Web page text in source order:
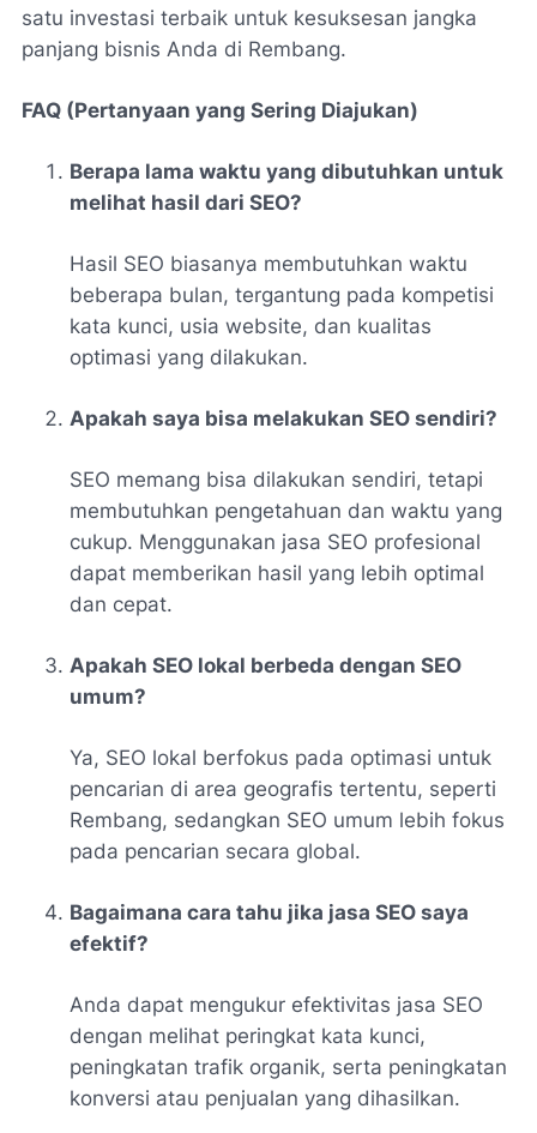
satu investasi terbaik untuk kesuksesan jangka
panjang bisnis Anda di Rembang.
FAQ (Pertanyaan yang Sering Diajukan)
Berapa lama waktu yang dibutuhkan untuk
melihat hasil dari SEO?
Hasil SEO biasanya membutuhkan waktu
beberapa bulan, tergantung pada kompetisi
kata kunci, usia website, dan kualitas
optimasi yang dilakukan.
Apakah saya bisa melakukan SEO sendiri?
SEO memang bisa dilakukan sendiri, tetapi
membutuhkan pengetahuan dan waktu yang
cukup. Menggunakan jasa SEO profesional
dapat memberikan hasil yang lebih optimal
dan cepat.
Apakah SEO lokal berbeda dengan SEO
umum?
Ya, SEO lokal berfokus pada optimasi untuk
pencarian di area geografis tertentu, seperti
Rembang, sedangkan SEO umum lebih fokus
pada pencarian secara global.
Bagaimana cara tahu jika jasa SEO saya
efektif?
Anda dapat mengukur efektivitas jasa SEO
dengan melihat peringkat kata kunci,
peningkatan trafik organik, serta peningkatan
konversi atau penjualan yang dihasilkan.